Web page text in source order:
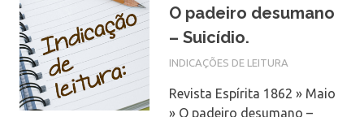
O padeiro desumano
– Suicídio.
INDICAÇÕES DE LEITURA
Revista Espírita 1862 » Maio
» O padeiro desumano –